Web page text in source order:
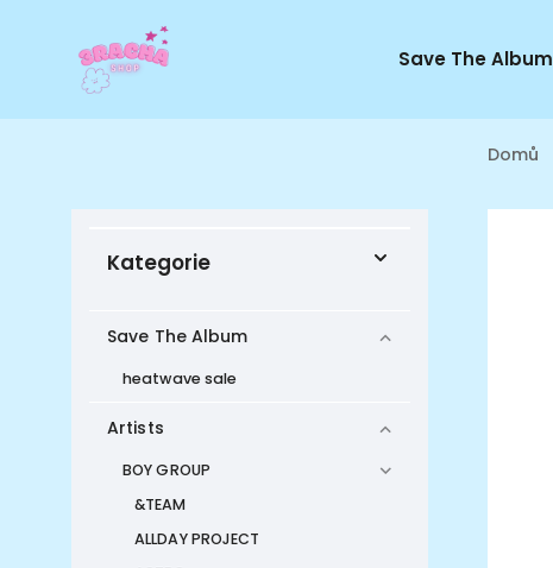
Save The Album
Domů
Kategorie
Save The Album
heatwave sale
Artists
BOY GROUP
&TEAM
ALLDAY PROJECT